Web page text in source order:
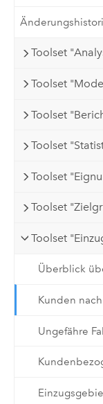
Toolset
Toolset
Toolset
Toolset
Toolset
Toolset
Toolset
Überblick
Kunden
Ungefähre